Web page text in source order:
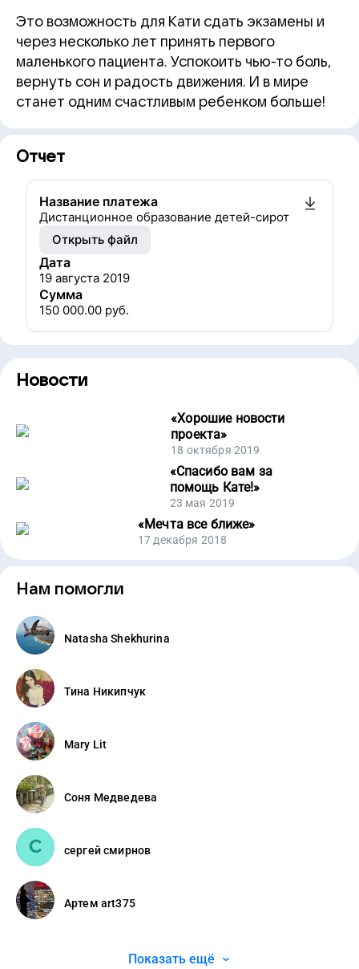
Это возможность для Кати сдать экзамены и
через несколько лет принять первого
маленького пациента. Успокоить чью-то боль,
вернуть сон и радость движения. И в мире
станет одним счастливым ребенком больше!
Отчет
Название платежа
Дистанционное образование детей-сирот
Открыть файл
Дата
19 августа 2019
Сумма
150 000.00 руб.
Новости
«Хорошие новости
проекта»
18 октября 2019
«Спасибо вам за
помощь Кате!»
23 мая 2019
«Мечта все ближе»
17 декабря 2018
Нам помогли
Natasha Shekhurina
Тина Никипчук
Mary Lit
Соня Медведева
сергей смирнов
Артем art375
Показать ещё